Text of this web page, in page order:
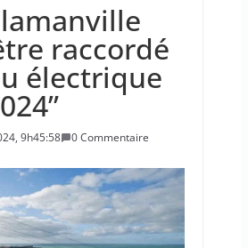
de New York, dit qu’il
la capacité juridique
Benyamin Nétanyahou
d’Ebola a entraîné
1 000 décès en RDC et en
dit non à la chasse
aux sangliers
raccordé
électrique
9h45:58
0 Commentaire